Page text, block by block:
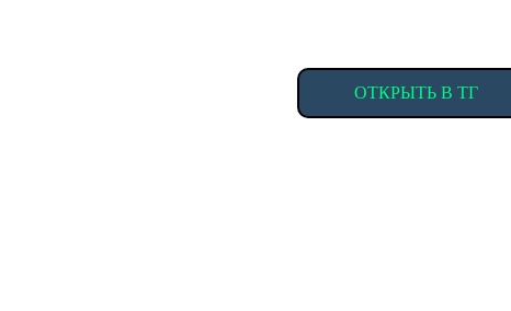
ОТКРЫТЬ В ТГ